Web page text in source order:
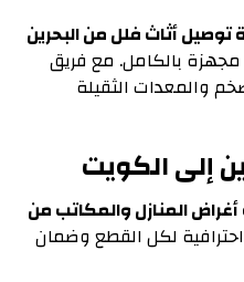
أثاث فلل من البحرين
بالكامل. مع فريق
والمعدات الثقيلة
إلى الكويت
المنازل والمكاتب من
لكل القطع وضمان